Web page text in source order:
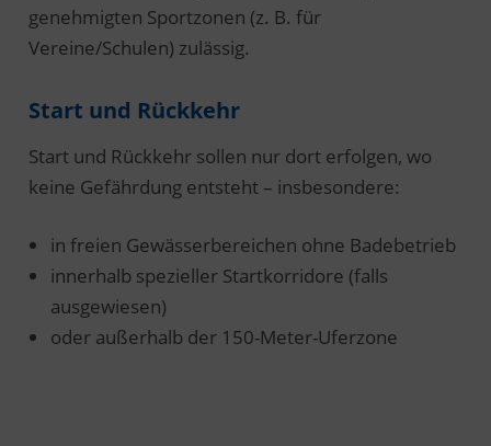
genehmigten Sportzonen (z. B. für
Vereine/Schulen) zulässig.
Start und Rückkehr
Start und Rückkehr sollen nur dort erfolgen, wo
keine Gefährdung entsteht – insbesondere:
in freien Gewässerbereichen ohne Badebetrieb
innerhalb spezieller Startkorridore (falls
ausgewiesen)
oder außerhalb der 150-Meter-Uferzone